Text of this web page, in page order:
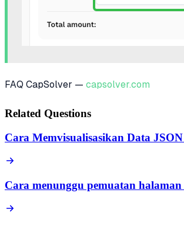
FAQ CapSolver — capsolver.com
Related Questions
Cara Memvisualisasikan Data
Cara menunggu pemuatan